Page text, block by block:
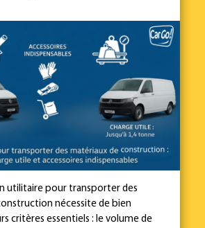
utilitaire pour transporter des
nécessite de bien
critères essentiels : le volume de